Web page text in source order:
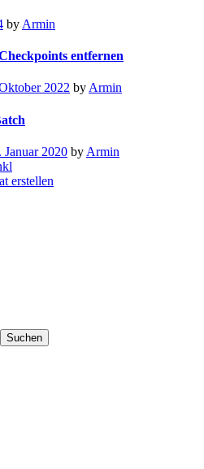
by Armin
entfernen
2022 byArmin
Januar 2020 by Armin
erstellen